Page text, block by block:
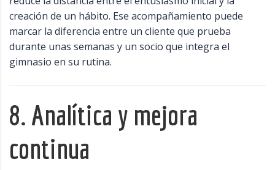
creación de un hábito. Ese acompañamiento puede
marcar la diferencia entre un cliente que prueba
durante unas semanas y un socio que integra el
gimnasio en su rutina.
8. Analítica y mejora
continua